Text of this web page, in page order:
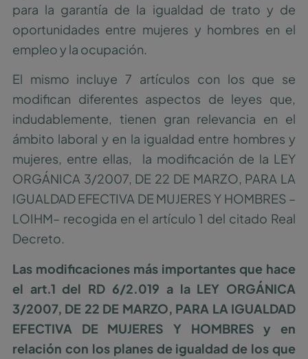
para la garantía de la igualdad de trato y de
oportunidades entre mujeres y hombres en el
empleo y la ocupación.
El mismo incluye 7 artículos con los que se
modifican diferentes aspectos de leyes que,
indudablemente, tienen gran relevancia en el
ámbito laboral y en la igualdad entre hombres y
mujeres, entre ellas, la modificación de la LEY
ORGÁNICA 3/2007, DE 22 DE MARZO, PARA LA
IGUALDAD EFECTIVA DE MUJERES Y HOMBRES –
LOIHM– recogida en el artículo 1 del citado Real
Decreto.
Las modificaciones más importantes que hace
el art.1 del RD 6/2.019 a la LEY ORGÁNICA
3/2007, DE 22 DE MARZO, PARA LA IGUALDAD
EFECTIVA DE MUJERES Y HOMBRES y en
relación con los planes de igualdad de los que